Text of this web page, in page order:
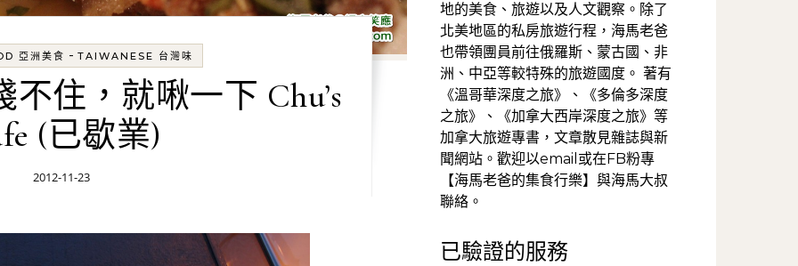
亞洲美食 - TAIWANESE 台灣味
住，就啾一下 Chu’s
(已歇業)
2012-11-23
地的美食、旅遊以及人文觀察。除了
北美地區的私房旅遊行程，海馬老爸
也帶領團員前往俄羅斯、蒙古國、非
洲、中亞等較特殊的旅遊國度。 著有
《溫哥華深度之旅》、《多倫多深度
之旅》、《加拿大西岸深度之旅》等
加拿大旅遊專書，文章散見雜誌與新
聞網站。歡迎以email或在FB粉專
【海馬老爸的集食行樂】與海馬大叔
聯絡。
已驗證的服務